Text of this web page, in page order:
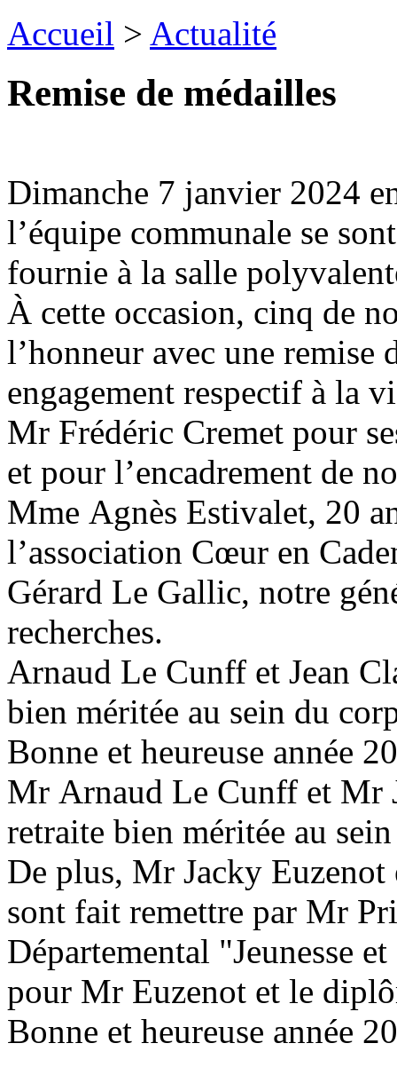
Accueil > Actualité
Remise de médailles
Dimanche 7 janvier 2024
l’équipe communale se
fournie à la salle
À cette occasion, cinq de
l’honneur avec une remise
engagement respectif à la
Mr Frédéric Cremet pour
et pour l’encadrement de
Mme Agnès Estivalet, 20
l’association Cœur en
Gérard Le Gallic, notre
recherches.
Arnaud Le Cunff et Jean
bien méritée au sein du
Bonne et heureuse année
Mr Arnaud Le Cunff et Mr
retraite bien méritée au
De plus, Mr Jacky
sont fait remettre par Mr
Départemental "Jeunesse
pour Mr Euzenot et le
Bonne et heureuse année